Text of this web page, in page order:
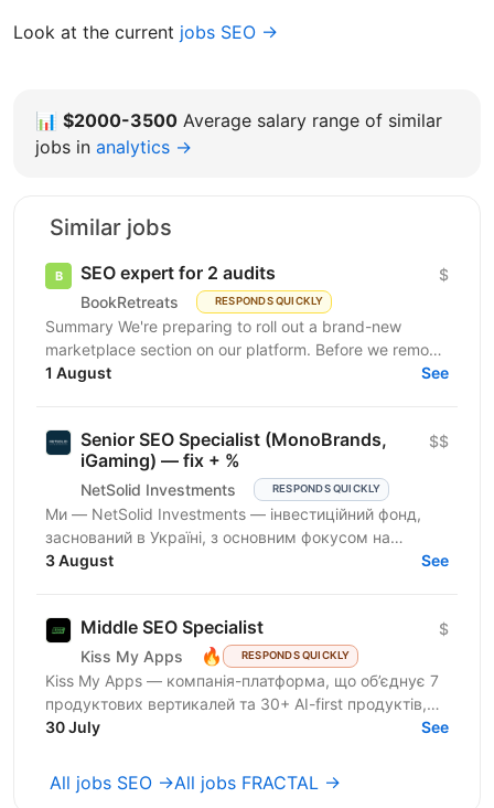
Look at the current jobs SEO →
📊 $2000-3500 Average salary range of similar
jobs in analytics →
Similar jobs
SEO expert for 2 audits
BookRetreats RESPONDS QUICKLY
$
Summary We're preparing to roll out a brand-new
marketplace section on our platform. Before we remove
the staging gates, open up indexing, and kick off a...
1 August See
Senior SEO Specialist (MonoBrands,
iGaming) — fix + %
NetSolid Investments RESPONDS QUICKLY
$$
Ми — NetSolid Investments — інвестиційний фонд,
заснований в Україні, з основним фокусом на
SMART-інвестиції. Наша екосистема — це простір,
3 August See
Middle SEO Specialist
Kiss My Apps 🔥 RESPONDS QUICKLY
$
Kiss My Apps — компанія-платформа, що об’єднує 7
продуктових вертикалей та 30+ AI-first продуктів,
100+ мільйонів користувачів, власну екосистему...
30 July See
All jobs SEO →All jobs FRACTAL →